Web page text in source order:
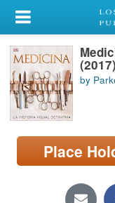
My Account
Library Card
Sign In
Search
Locations/Hours
(2017)
by
Place